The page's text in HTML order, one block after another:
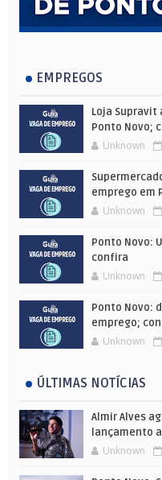
EMPREGOS
Loja Supravit
Ponto Novo;
Unknown
emprego em
Unknown
Ponto Novo:
confira
Unknown
Ponto Novo:
emprego;
Unknown
ÚLTIMAS NOTÍCIAS
Almir Alves
lançamento
Unknown